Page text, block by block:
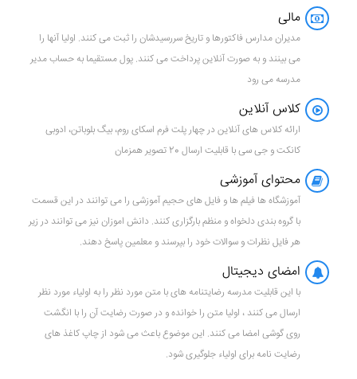
مالی
مدیران مدارس فاکتورها و تاریخ سررسیدشان را ثبت می کنند. اولیا آنها را
می بینند و به صورت آنلاین پرداخت می کنند. پول مستقیما به حساب مدیر
مدرسه می رود
کلاس آنلاین
ارائه کلاس های آنلاین در چهار پلت فرم اسکای روم، بیگ بلوباتن، ادوبی
کانکت و جی سی با قابلیت ارسال 20 تصویر همزمان
محتوای آموزشی
آموزشگاه ها فیلم ها و فایل های حجیم آموزشی را می توانند در این قسمت
با گروه بندی دلخواه و منظم بارگزاری کنند. دانش اموزان نیز می توانند در زیر
هر فایل نظرات و سوالات خود را بپرسند و معلمین پاسخ دهند.
امضای دیجیتال
با این قابلیت مدرسه رضایتنامه های با متن مورد نظر را به اولیاء مورد نظر
ارسال می کنند ، اولیا متن را خوانده و در صورت رضایت آن را با انگشت
روی گوشی امضا می کنند. این موضوع باعث می شود از چاپ کاغذ های
رضایت نامه برای اولیاء جلوگیری شود.